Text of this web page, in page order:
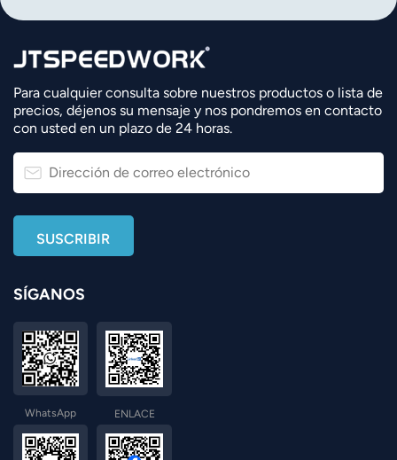
Para cualquier consulta sobre nuestros productos o lista de
precios, déjenos su mensaje y nos pondremos en contacto
con usted en un plazo de 24 horas.
SÍGANOS
WhatsApp ENLACE